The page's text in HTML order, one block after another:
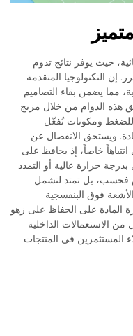
حيث يوفر نتائج تدوم
إن التكنولوجيا المتقدمة
مما يضمن بقاء التصاميم
هذه الدوام من خلال مزيج
ومكونات تُفعّل
ويستحق الانفصال عن
خاصاً، إذ يحافظ على
حرارة عالية أو التمدد
فحسب، بل تمتد لتشمل
فوق البنفسجية
المادة على الحفاظ على زهو
من الاستعمالات الداخلية
المستثمرين في المنتجات